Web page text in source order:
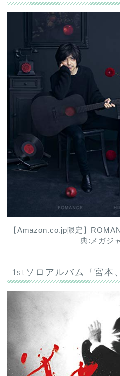
【Amazon.co.jp限定】
典:メガジ
1stソロアルバム『宮本